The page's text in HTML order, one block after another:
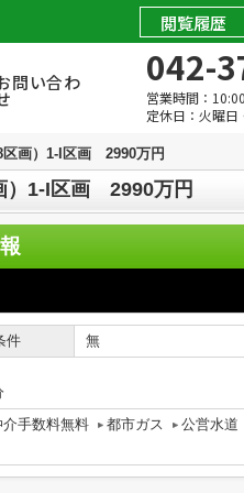
閲覧履歴
問い合わ 042-
営業時間：
定休日：火曜日
区画）1-I区画 2990万円
）1-I区画 2990万円
件 無
介手数料無料 都市ガス
公営水道